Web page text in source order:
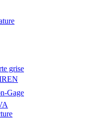
grise
Gage